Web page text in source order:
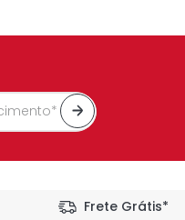
Frete Grátis*